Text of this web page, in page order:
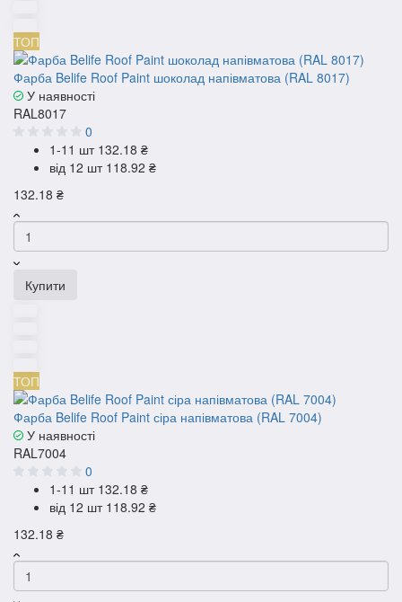
ТОП
Фарба Belife Roof Paint шоколад напівматова (RAL 8017)
У наявності
RAL8017
0
1-11 шт 132.18 ₴
від 12 шт 118.92 ₴
132.18 ₴
Купити
ТОП
Фарба Belife Roof Paint сіра напівматова (RAL 7004)
У наявності
RAL7004
0
1-11 шт 132.18 ₴
від 12 шт 118.92 ₴
132.18 ₴